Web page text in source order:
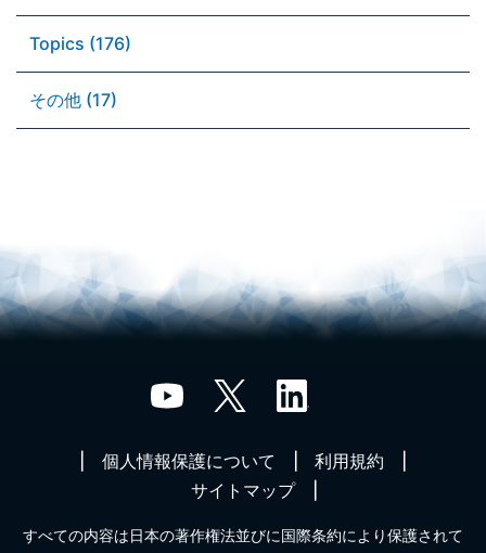
Topics (176)
その他 (17)
個人情報保護について
利用規約
サイトマップ
すべての内容は日本の著作権法並びに国際条約により保護されて